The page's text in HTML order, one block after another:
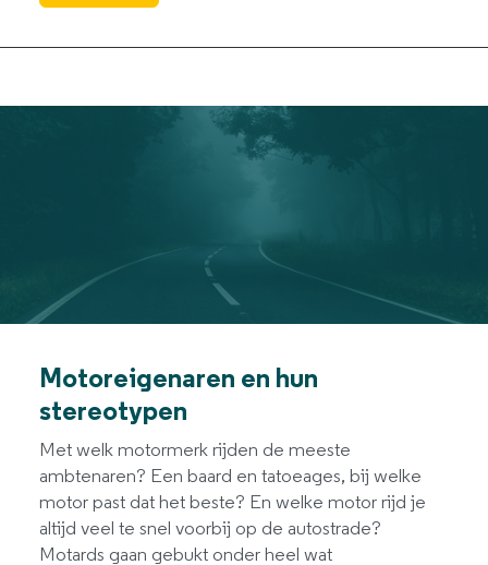
Motoreigenaren en hun
stereotypen
Met welk motormerk rijden de meeste
ambtenaren? Een baard en tatoeages, bij welke
motor past dat het beste? En welke motor rijd je
altijd veel te snel voorbij op de autostrade?
Motards gaan gebukt onder heel wat